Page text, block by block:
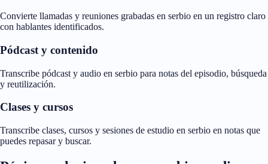
Convierte llamadas y reuniones grabadas en serbio en un registro claro
con hablantes identificados.
Pódcast y contenido
Transcribe pódcast y audio en serbio para notas del episodio, búsqueda
y reutilización.
Clases y cursos
Transcribe clases, cursos y sesiones de estudio en serbio en notas que
puedes repasar y buscar.